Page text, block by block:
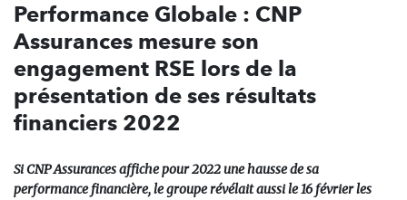
Performance Globale : CNP
Assurances mesure son
engagement RSE lors de la
présentation de ses résultats
financiers 2022
Si CNP Assurances affiche pour 2022 une hausse de sa
performance financière, le groupe révélait aussi le 16 février les